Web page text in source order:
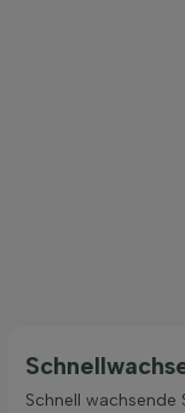
Schnell wachsende